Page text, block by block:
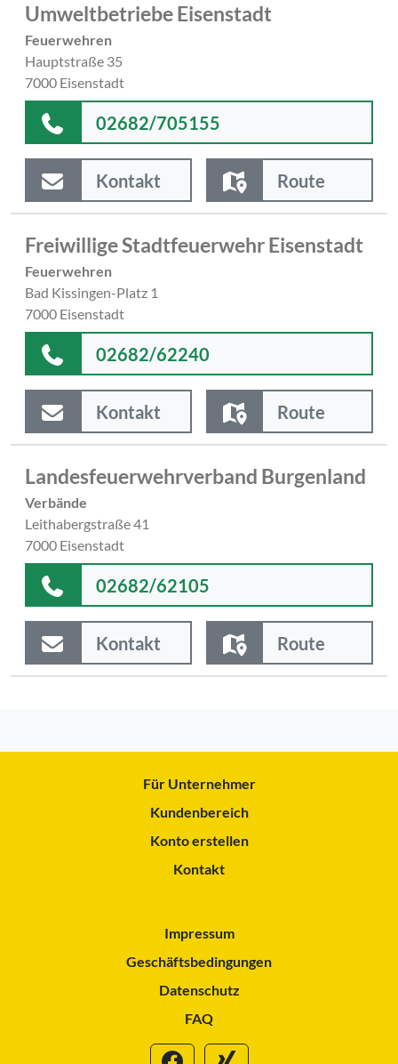
Umweltbetriebe Eisenstadt
Feuerwehren
Hauptstraße 35
7000 Eisenstadt
02682/705155
Kontakt Route
Freiwillige Stadtfeuerwehr Eisenstadt
Feuerwehren
Bad Kissingen-Platz 1
7000 Eisenstadt
02682/62240
Kontakt Route
Landesfeuerwehrverband Burgenland
Verbände
Leithabergstraße 41
7000 Eisenstadt
02682/62105
Kontakt Route
Für Unternehmer
Kundenbereich
Konto erstellen
Kontakt
Impressum
Geschäftsbedingungen
Datenschutz
FAQ